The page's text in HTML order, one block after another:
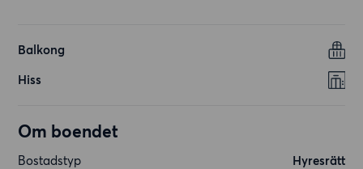
Balkong
Hiss
Om boendet
Bostadstyp
Hyresrätt